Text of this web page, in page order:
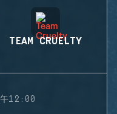
TEAM CRUELTY
12:00